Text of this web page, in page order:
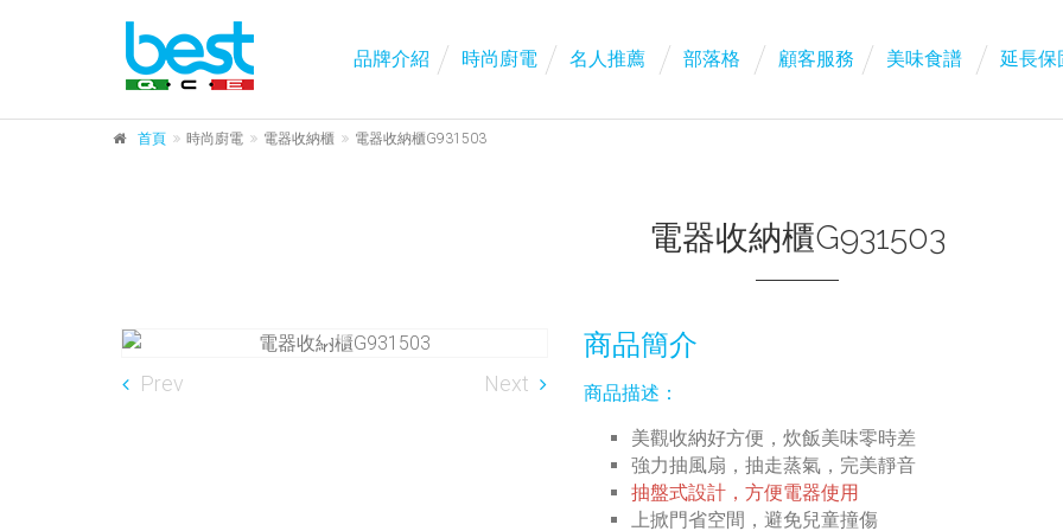
品牌介紹 時尚廚電 名人推薦 部落格 顧客服務 美味食譜 延長保
首頁 時尚廚電 電器收納櫃 電器收納櫃G931503
電器收納櫃G931503
Prev Next
商品簡介
商品描述：
美觀收納好方便，炊飯美味零時差
強力抽風扇，抽走蒸氣，完美靜音
抽盤式設計，方便電器使用
上掀門省空間，避免兒童撞傷